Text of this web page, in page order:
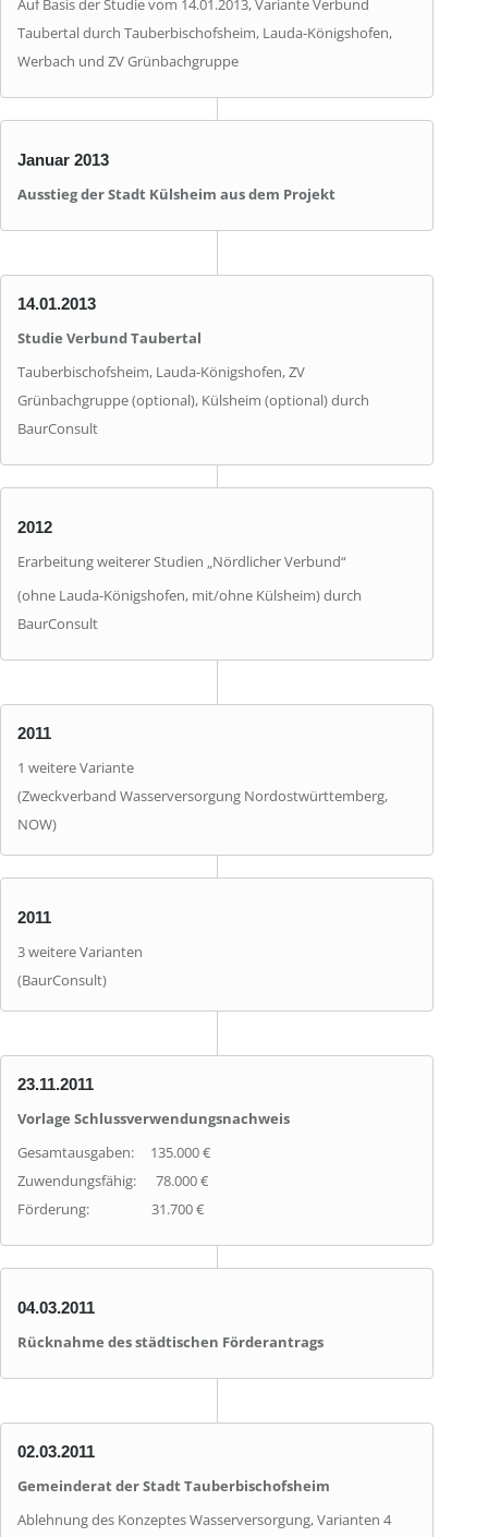
Auf Basis der Studie vom 14.01.2013, Variante Verbund
Taubertal durch Tauberbischofsheim, Lauda-Königshofen,
Werbach und ZV Grünbachgruppe
Januar 2013
Ausstieg der Stadt Külsheim aus dem Projekt
14.01.2013
Studie Verbund Taubertal
Tauberbischofsheim, Lauda-Königshofen, ZV
Grünbachgruppe (optional), Külsheim (optional) durch
BaurConsult
2012
Erarbeitung weiterer Studien „Nördlicher Verbund“
(ohne Lauda-Königshofen, mit/ohne Külsheim) durch
BaurConsult
2011
1 weitere Variante
(Zweckverband Wasserversorgung Nordostwürttemberg,
NOW)
2011
3 weitere Varianten
(BaurConsult)
23.11.2011
Vorlage Schlussverwendungsnachweis
Gesamtausgaben: 135.000 €
Zuwendungsfähig: 78.000 €
Förderung: 31.700 €
04.03.2011
Rücknahme des städtischen Förderantrags
02.03.2011
Gemeinderat der Stadt Tauberbischofsheim
Ablehnung des Konzeptes Wasserversorgung, Varianten 4